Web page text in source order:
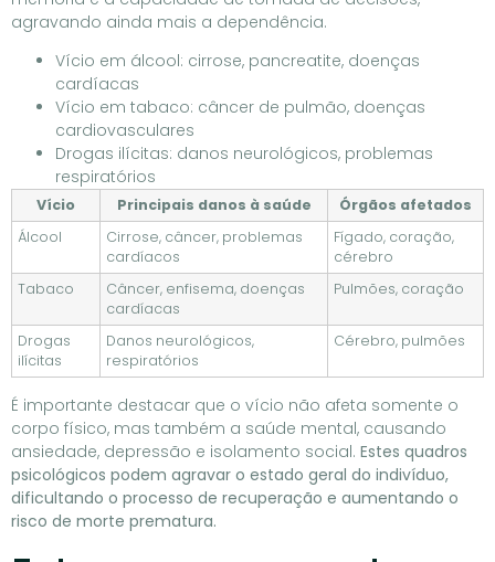
agravando ainda mais a dependência.
Vício em álcool: cirrose, pancreatite, doenças
cardíacas
Vício em tabaco: câncer de pulmão, doenças
cardiovasculares
Drogas ilícitas: danos neurológicos, problemas
respiratórios
Vício Principais danos à saúde
Órgãos afetados
Álcool
Cirrose, câncer, problemas
cardíacos
Fígado, coração,
cérebro
Tabaco
Câncer, enfisema, doenças
cardíacas
Pulmões, coração
Drogas
ilícitas
Danos neurológicos,
respiratórios
Cérebro, pulmões
É importante destacar que o vício não afeta somente o
corpo físico, mas também a saúde mental, causando
ansiedade, depressão e isolamento social. Estes quadros
psicológicos podem agravar o estado geral do indivíduo,
dificultando o processo de recuperação e aumentando o
risco de morte prematura.